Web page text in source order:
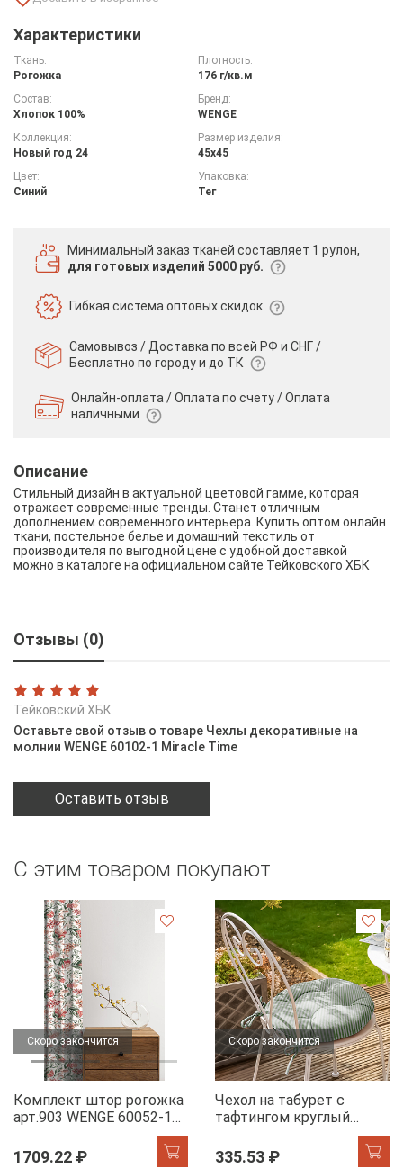
Характеристики
Ткань:
Рогожка
Плотность:
176 г/кв.м
Состав:
Хлопок 100%
Бренд:
WENGE
Коллекция:
Новый год 24
Размер изделия:
45х45
Цвет:
Синий
Упаковка:
Тег
Минимальный заказ тканей составляет 1 рулон,
для готовых изделий 5000 руб.
Гибкая системаоптовых скидок
Самовывоз / Доставка по всей РФ и СНГ /
Бесплатно по городу и до ТК
Онлайн-оплата / Оплата по счету /Оплата
наличными
Описание
Стильный дизайн в актуальной цветовой гамме, которая
отражает современные тренды. Станет отличным
дополнением современного интерьера. Купить оптом онлайн
ткани, постельное белье и домашний текстиль от
производителя по выгодной цене с удобной доставкой
можно в каталоге на официальном сайте Тейковского ХБК
Отзывы (0)
Тейковский ХБК
Оставьте свой отзыв о товаре Чехлы декоративные на
молнии WENGE 60102-1 Miracle Time
Оставить отзыв
С этим товаром покупают
Скоро закончится
Комплект штор рогожка
арт.903 WENGE 60052-1
1709.22 ₽
Скоро закончится
Чехол на табурет с
тафтингом круглый
WENGE 60049-1 Tropical
accent
335.53 ₽